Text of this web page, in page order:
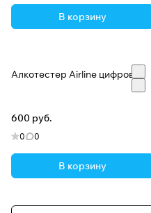
В корзину
Алкотестер Airline цифровой
600 руб.
0 0
В корзину